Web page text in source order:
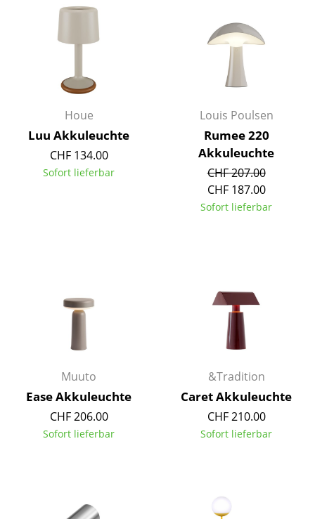
Bodenleuchten
Wandleuchten
Outdoor-Leuchten
... alle Leuchten
Betten
Nachttische & Bettzubehör
... alle Betten
Uhren
Spiegel
Houe
Luu Akkuleuchte
CHF 134.00
Sofort lieferbar
Louis Poulsen
Rumee 220
Akkuleuchte
CHF 207.00
CHF 187.00
Sofort lieferbar
Muuto
Ease Akkuleuchte
CHF 206.00
Sofort lieferbar
&Tradition
Caret Akkuleuchte
CHF 210.00
Sofort lieferbar